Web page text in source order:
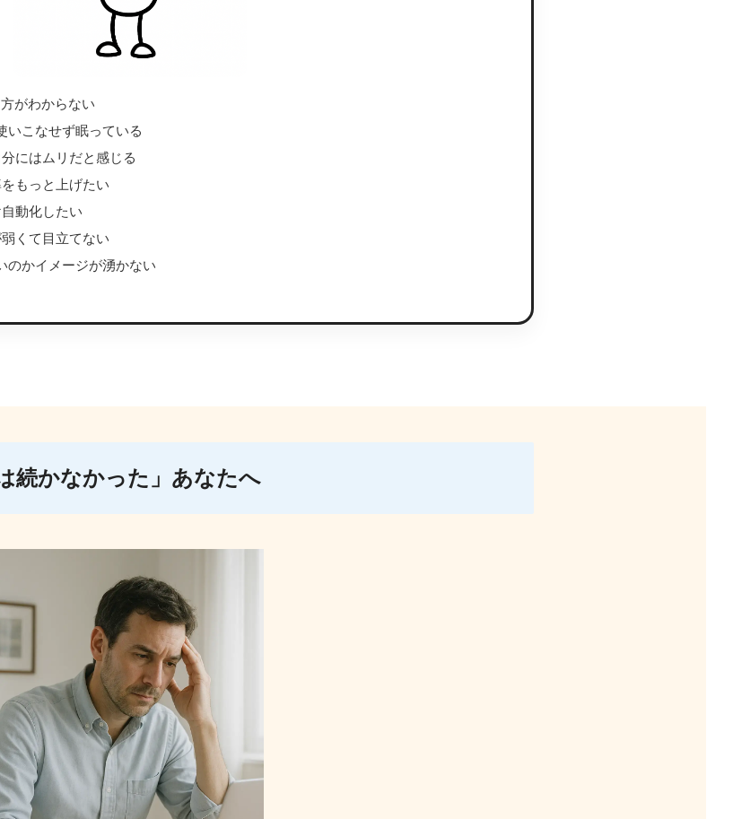
がわからない
いこなせず眠っている
にはムリだと感じる
もっと上げたい
動化したい
くて目立てない
のかイメージが湧かない
続かなかった」あなたへ